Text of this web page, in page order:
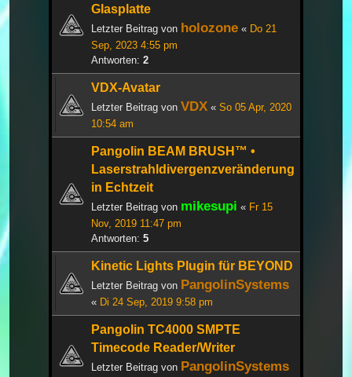
Glasplatte
Letzter Beitrag von holozone « Do 21
Sep, 2023 4:55 pm
Antworten: 2
VDX-Avatar
Letzter Beitrag von VDX « So 05 Apr, 2020
10:54 am
Pangolin BEAM BRUSH™ •
Laserstrahldivergenzveränderung
in Echtzeit
Letzter Beitrag von mikesupi « Fr 15
Nov, 2019 11:47 pm
Antworten: 5
Kinetic Lights Plugin für BEYOND
Letzter Beitrag von PangolinSystems
« Di 24 Sep, 2019 9:58 pm
Pangolin TC4000 SMPTE
Timecode Reader/Writer
Letzter Beitrag von PangolinSystems